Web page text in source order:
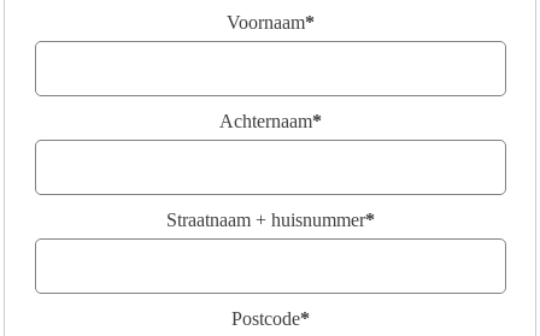
Voornaam*
Achternaam*
Straatnaam + huisnummer*
Postcode*